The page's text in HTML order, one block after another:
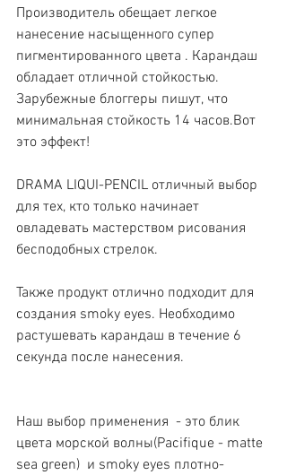
Производитель обещает легкое
нанесение насыщенного супер
пигментированного цвета . Карандаш
обладает отличной стойкостью.
Зарубежные блоггеры пишут, что
минимальная стойкость 14 часов.Вот
это эффект!
DRAMA LIQUI-PENCIL отличный выбор
для тех, кто только начинает
овладевать мастерством рисования
бесподобных стрелок.
Также продукт отлично подходит для
создания smoky eyes. Необходимо
растушевать карандаш в течение 6
секунда после нанесения.
Наш выбор применения  - это блик
цвета морской волны(Pacifique - matte
sea green)  и smoky eyes плотно-